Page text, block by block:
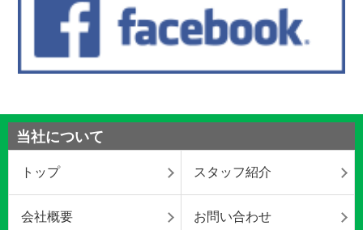
当社について
トップ スタッフ紹介
会社概要 お問い合わせ